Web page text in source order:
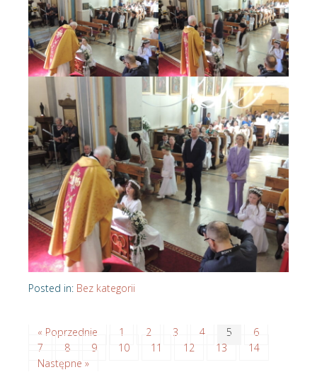
Posted in: Bez kategorii
« Poprzednie 1 2 3 4 5
6
7
8 9 10 11 12 13
14
Następne »